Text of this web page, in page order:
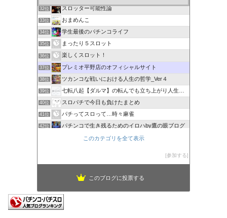
32位 スロッター可能性論
33位 おまめんこ
34位 学生最後のパチンコライフ
35位 まったり５スロット
36位 楽しくスロット！
37位 プレミオ平野店のオフィシャルサイト
38位 ツカンコな戦いにおける人生の哲学_Ver４
39位 七転八起【ダルマ】の転んでも立ち上がり人生ブログ
40位 スロパチで今日も負けたまとめ
41位 パチってスロって…時々麻雀
42位 パチンコで生き残るためのイロハby鷹の眼ブログ
リーマンスロッターの収支日記
このカテゴリを全て表示
参加する
このブログに投票する